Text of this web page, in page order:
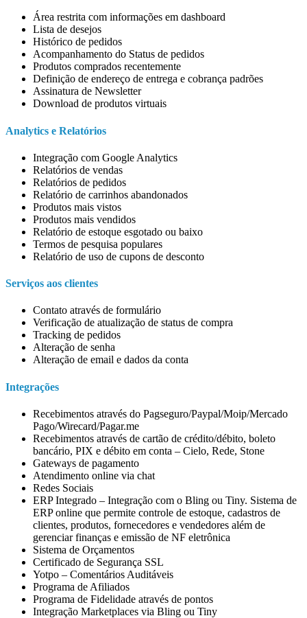
Área restrita com informações em dashboard
Lista de desejos
Histórico de pedidos
Acompanhamento do Status de pedidos
Produtos comprados recentemente
Definição de endereço de entrega e cobrança padrões
Assinatura de Newsletter
Download de produtos virtuais
Analytics e Relatórios
Integração com Google Analytics
Relatórios de vendas
Relatórios de pedidos
Relatório de carrinhos abandonados
Produtos mais vistos
Produtos mais vendidos
Relatório de estoque esgotado ou baixo
Termos de pesquisa populares
Relatório de uso de cupons de desconto
Serviços aos clientes
Contato através de formulário
Verificação de atualização de status de compra
Tracking de pedidos
Alteração de senha
Alteração de email e dados da conta
Integrações
Recebimentos através do Pagseguro/Paypal/Moip/Mercado
Pago/Wirecard/Pagar.me
Recebimentos através de cartão de crédito/débito, boleto
bancário, PIX e débito em conta – Cielo, Rede, Stone
Gateways de pagamento
Atendimento online via chat
Redes Sociais
ERP Integrado – Integração com o Bling ou Tiny. Sistema de
ERP online que permite controle de estoque, cadastros de
clientes, produtos, fornecedores e vendedores além de
gerenciar finanças e emissão de NF eletrônica
Sistema de Orçamentos
Certificado de Segurança SSL
Yotpo – Comentários Auditáveis
Programa de Afiliados
Programa de Fidelidade através de pontos
Integração Marketplaces via Bling ou Tiny